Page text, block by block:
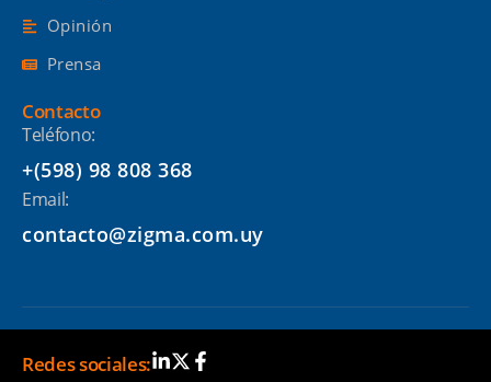
Opinión
Prensa
Contacto
Teléfono:
+(598) 98 808 368
Email:
contacto@zigma.com.uy
Redes sociales: